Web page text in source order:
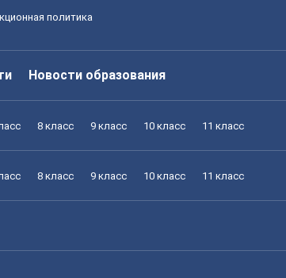
политика
Новости образования
8 класс 9 класс 10 класс 11 класс
8 класс 9 класс 10 класс 11 класс